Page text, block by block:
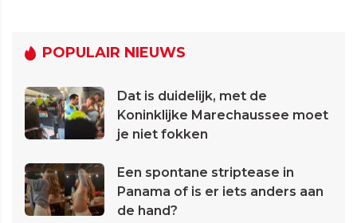
POPULAIR NIEUWS
Dat is duidelijk, met de
Koninklijke Marechaussee moet
je niet fokken
Een spontane striptease in
Panama of is er iets anders aan
de hand?